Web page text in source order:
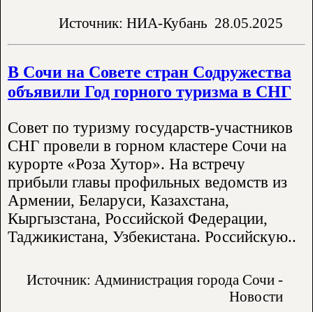
Источник: НИА-Кубань 28.05.2025
В Сочи на Совете стран Содружества
объявили Год горного туризма в СНГ
Совет по туризму государств-участников
СНГ провели в горном кластере Сочи на
курорте «Роза Хутор». На встречу
прибыли главы профильных ведомств из
Армении, Беларуси, Казахстана,
Кыргызстана, Российской Федерации,
Таджикистана, Узбекистана. Российскую..
Источник: Администрация города Сочи -
Новости